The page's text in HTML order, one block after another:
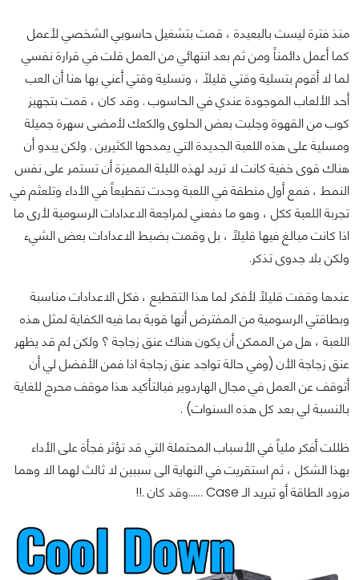
منذ فترة ليست بالبعيدة ، قمت بتشغيل حاسوبي الشخصي لأعمل
كما أعمل دائمناً ومن ثم بعد انتهائي من العمل قلت في قرارة نفسي
لما لا أقوم بتسلية وقتي قليلاً ، وتسلية وقتي أعني بها هنا أن العب
أحد الألعاب الموجودة عندي في الحاسوب . وقد كان ، قمت بتجهيز
كوب من القهوة وجلبت بعض الحلوى والكعك لأمضى سهرة جميلة
ومسلية على هذه اللعبة الجديدة التي يمدحها الكثيرين . ولكن يبدو أن
هناك قوى خفية كانت لا تريد لهذه الليلة المميزة أن تستمر على نفس
النمط ، فمع أول منطقة في اللعبة وجدت تقطيعاً في الأداء وتلعثم في
تجربة اللعبة ككل ، وهو ما دفعني لمراجعة الاعدادات الرسومية لأرى ما
اذا كانت مبالغ فيها قليلاً ، بل وقمت بضبط الاعدادات بعض الشيء
ولكن بلا جدوى تذكر.
عندها وقفت قليلاً لأفكر لما هذا التقطيع ، فكل الاعدادات مناسبة
وبطاقتي الرسومية من المفترض أنها قوية بما فيه الكفاية لمثل هذه
اللعبة ، هل من الممكن أن يكون هناك عنق زجاجة ؟ ولكن لم قد يظهر
عنق زجاجة الأن (وفي حالة تواجد عنق زجاجة اذا فمن الأفضل لي أن
أتوقف عن العمل في مجال الهاردوير فبالتأكيد هذا موقف محرج للغاية
بالنسبة لي بعد كل هذه السنوات) .
ظللت أفكر ملياً في الأسباب المحتملة التي قد تؤثر فجأة على الأداء
بهذا الشكل ، ثم استقريت في النهاية الى سببين لا ثالث لهما الا وهما
مزود الطاقة أو تبريد الـ Case ......وقد كان .!!